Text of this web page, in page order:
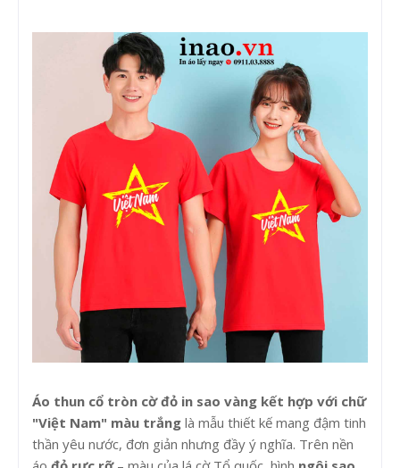
Áo thun cổ tròn cờ đỏ in sao vàng kết hợp với chữ
"Việt Nam" màu trắng là mẫu thiết kế mang đậm tinh
thần yêu nước, đơn giản nhưng đầy ý nghĩa. Trên nền